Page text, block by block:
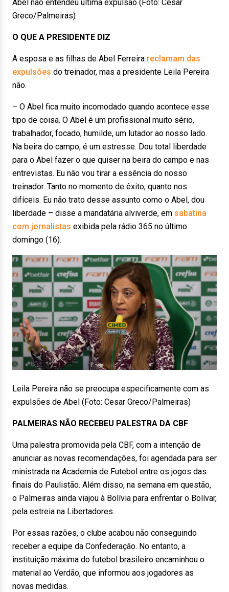
Abel não entendeu última expulsão (Foto: Cesar
Greco/Palmeiras)
O QUE A PRESIDENTE DIZ
A esposa e as filhas de Abel Ferreira reclamam das
expulsões do treinador, mas a presidente Leila Pereira
não.
– O Abel fica muito incomodado quando acontece esse
tipo de coisa. O Abel é um profissional muito sério,
trabalhador, focado, humilde, um lutador ao nosso lado.
Na beira do campo, é um estresse. Dou total liberdade
para o Abel fazer o que quiser na beira do campo e nas
entrevistas. Eu não vou tirar a essência do nosso
treinador. Tanto no momento de êxito, quanto nos
difíceis. Eu não trato desse assunto como o Abel, dou
liberdade – disse a mandatária alviverde, em sabatina
com jornalistas exibida pela rádio 365 no último
domingo (16).
Leila Pereira não se preocupa especificamente com as
expulsões de Abel (Foto: Cesar Greco/Palmeiras)
PALMEIRAS NÃO RECEBEU PALESTRA DA CBF
Uma palestra promovida pela CBF, com a intenção de
anunciar as novas recomendações, foi agendada para ser
ministrada na Academia de Futebol entre os jogos das
finais do Paulistão. Além disso, na semana em questão,
o Palmeiras ainda viajou à Bolívia para enfrentar o Bolívar,
pela estreia na Libertadores.
Por essas razões, o clube acabou não conseguindo
receber a equipe da Confederação. No entanto, a
instituição máxima do futebol brasileiro encaminhou o
material ao Verdão, que informou aos jogadores as
novas medidas.